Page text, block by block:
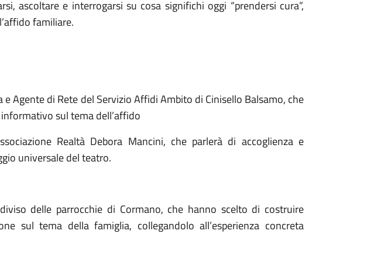
ascoltare e interrogarsi su cosa significhi oggi “prendersi cura”,
familiare.
e Agente di Rete del Servizio Affidi Ambito di Cinisello Balsamo, che
sul tema dell’affido
Realtà Debora Mancini, che parlerà di accoglienza e
universale del teatro.
delle parrocchie di Cormano, che hanno scelto di costruire
sul tema della famiglia, collegandolo all’esperienza concreta